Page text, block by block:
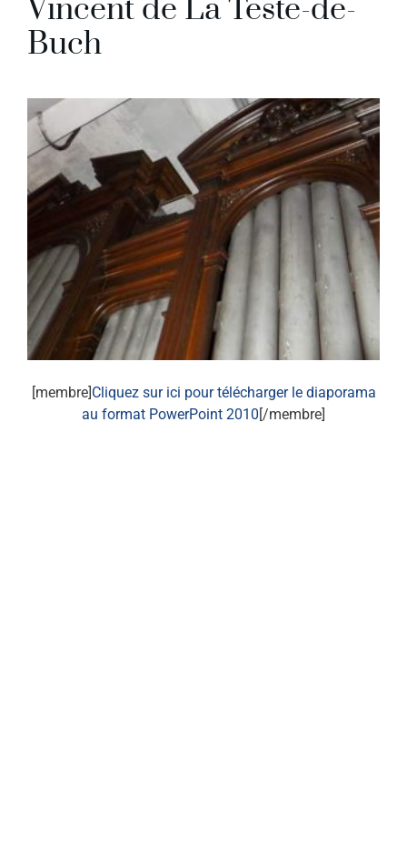
Vincent de La Teste-de-
Buch
[membre]Cliquez sur ici pour télécharger le diaporama
au format PowerPoint 2010[/membre]